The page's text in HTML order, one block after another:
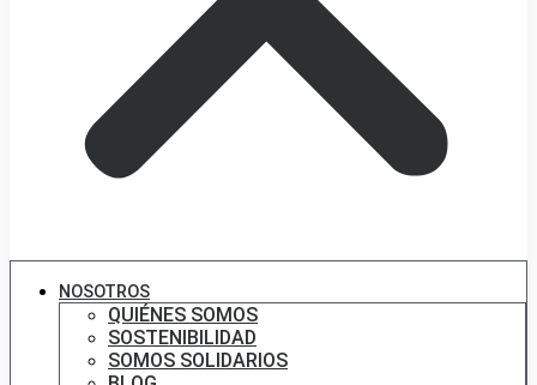
NOSOTROS
QUIÉNES SOMOS
SOSTENIBILIDAD
SOMOS SOLIDARIOS